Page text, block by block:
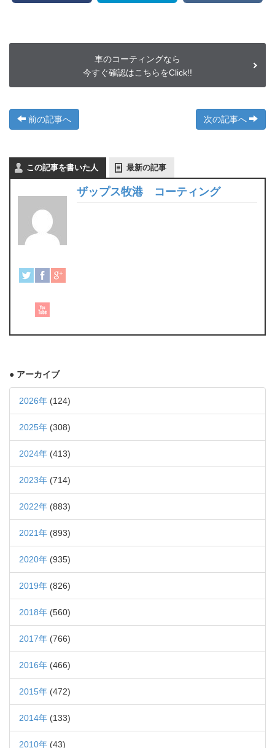
車のコーティングなら
今すぐ確認はこちらをClick!!
前の記事へ 次の記事へ
この記事を書いた人 最新の記事
ザップス牧港 コーティング
● アーカイブ
2026年 (124)
2025年 (308)
2024年 (413)
2023年 (714)
2022年 (883)
2021年 (893)
2020年 (935)
2019年 (826)
2018年 (560)
2017年 (766)
2016年 (466)
2015年 (472)
2014年 (133)
2010年 (43)